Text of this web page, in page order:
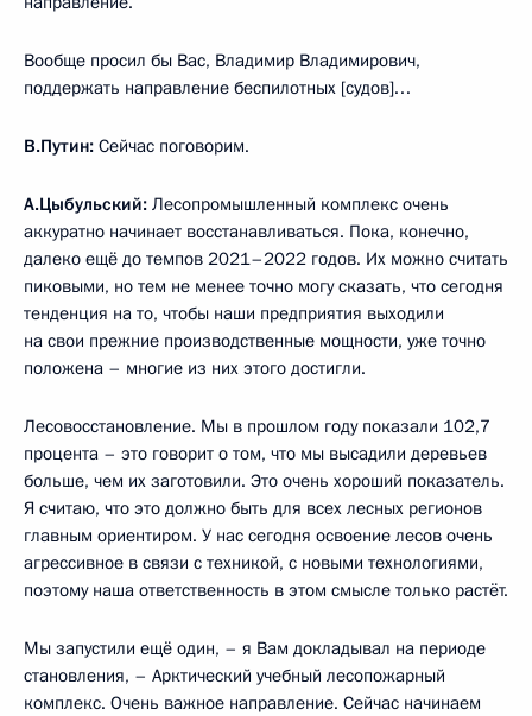
Вообще просил бы Вас, Владимир Владимирович,
поддержать направление беспилотных [судов]…
В.Путин: Сейчас поговорим.
А.Цыбульский: Лесопромышленный комплекс очень
аккуратно начинает восстанавливаться. Пока, конечно,
далеко ещё до темпов 2021–2022 годов. Их можно считать
пиковыми, но тем не менее точно могу сказать, что сегодня
тенденция на то, чтобы наши предприятия выходили
на свои прежние производственные мощности, уже точно
положена – многие из них этого достигли.
Лесовосстановление. Мы в прошлом году показали 102,7
процента – это говорит о том, что мы высадили деревьев
больше, чем их заготовили. Это очень хороший показатель.
Я считаю, что это должно быть для всех лесных регионов
главным ориентиром. У нас сегодня освоение лесов очень
агрессивное в связи с техникой, с новыми технологиями,
поэтому наша ответственность в этом смысле только растёт.
Мы запустили ещё один, – я Вам докладывал на периоде
становления, – Арктический учебный лесопожарный
комплекс. Очень важное направление. Сейчас начинаем